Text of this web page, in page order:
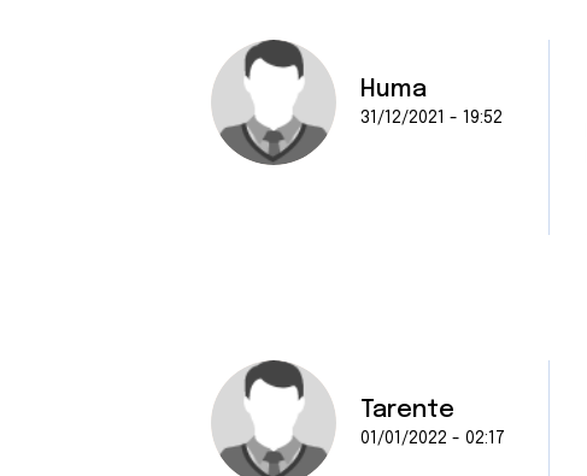
Huma
31/12/2021 - 19:52
Tarente
01/01/2022 - 02:17